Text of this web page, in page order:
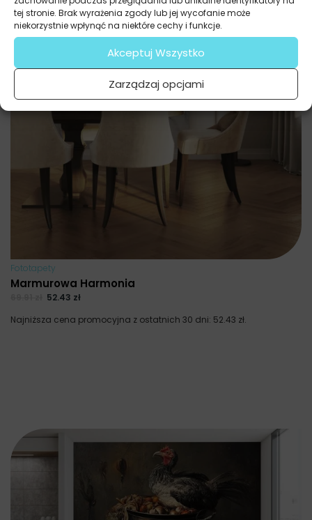
tej stronie. Brak wyrażenia zgody lub jej wycofanie może
niekorzystnie wpłynąć na niektóre cechy i funkcje.
Akceptuj Wszystko
Zarządzaj opcjami
Fototapety
Marmurowa Harmonia
52.43 zł
Najniższa cena promocyjna z ostatnich 30 dni: 52.43 zł.